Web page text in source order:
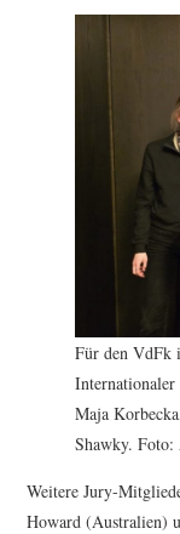
Für den VdFk
Internationaler
Maja
Shawky.
Weitere Jury-
Howard (Australien)